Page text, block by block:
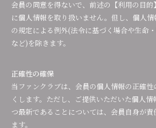
会員の同意を得ないで、前述の【利用の目
に個人情報を取り扱いません。但し、個人
の規定による例外(法令に基づく場合や生命
など)を除きます。
正確性の確保
当ファンクラブは、会員の個人情報の正確
くします。ただし、ご提供いただいた個人
つ最新であることについては、会員自身が責
ます。